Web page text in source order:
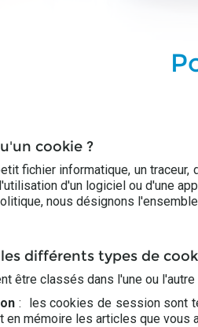
cookie ?
fichier informatique, un
d'un logiciel ou d'une
nous désignons
différents types de
être classés dans l'une ou
: les cookies de session sont
en mémoire les articles que vous